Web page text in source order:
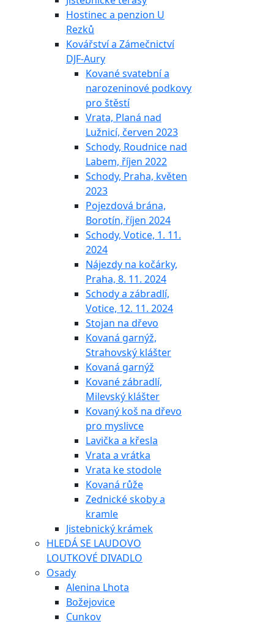
Hostinec a penzion U
Rezků
Kovářství a Zámečnictví
DJF-Aury
Kované svatební a
narozeninové podkovy
pro štěstí
Vrata, Planá nad
Lužnicí, červen 2023
Schody, Roudnice nad
Labem, říjen 2022
Schody, Praha, květen
2023
Pojezdová brána,
Borotín, říjen 2024
Schody, Votice, 1. 11.
2024
Nájezdy na kočárky,
Praha, 8. 11. 2024
Schody a zábradlí,
Votice, 12. 11. 2024
Stojan na dřevo
Kovaná garnýž,
Strahovský klášter
Kovaná garnýž
Kované zábradlí,
Milevský klášter
Kovaný koš na dřevo
pro myslivce
Lavička a křesla
Vrata a vrátka
Vrata ke stodole
Kovaná růže
Zednické skoby a
kramle
Jistebnický krámek
HLEDÁ SE LAUDOVO
LOUTKOVÉ DIVADLO
Osady
Alenina Lhota
Božejovice
Cunkov